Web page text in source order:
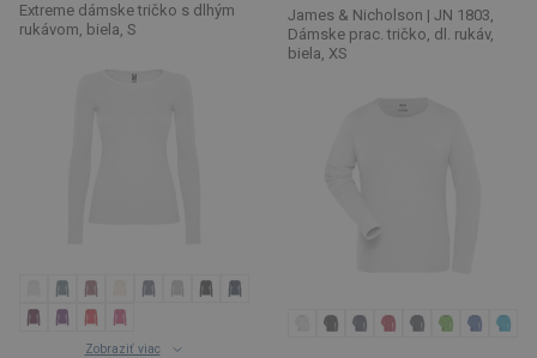
Extreme dámske tričko s dlhým
rukávom, biela, S
Zobraziť viac
James & Nicholson | JN 1803,
Dámske prac. tričko, dl. rukáv,
biela, XS